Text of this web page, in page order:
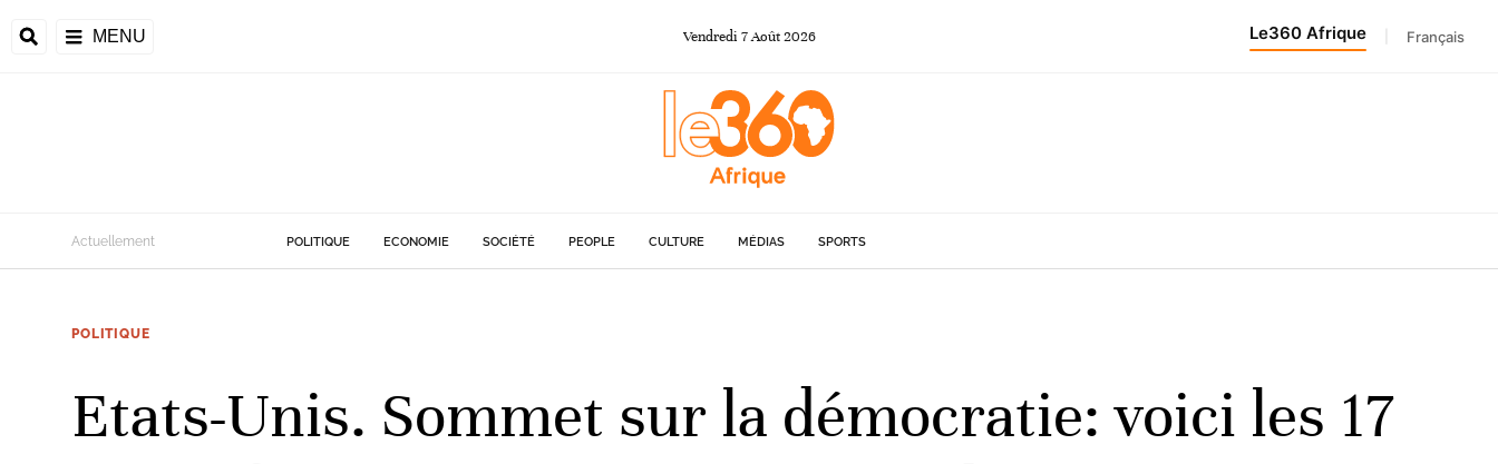
MENU Vendredi 7Août 2026 Le360 Afrique Français
Actuellement POLITIQUE ECONOMIE SOCIÉTÉ PEOPLE CULTURE MÉDIAS SPORTS
POLITIQUE
Etats-Unis. Sommet sur la démocratie: voici les 17